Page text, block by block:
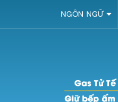
NGÔN NGỮ